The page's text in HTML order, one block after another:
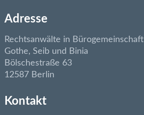
Adresse
Rechtsanwälte in Bürogemeinschaft
Gothe, Seib und Binia
Bölschestraße 63
12587 Berlin
Kontakt